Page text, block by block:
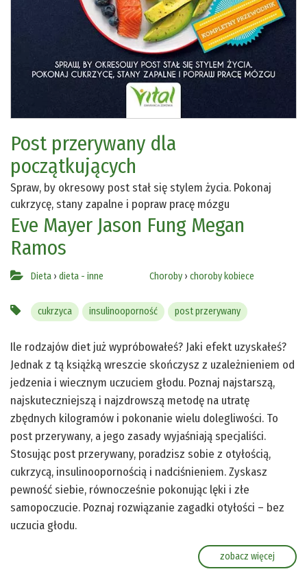
Post przerywany dla
początkujących
Spraw, by okresowy post stał się stylem życia. Pokonaj
cukrzycę, stany zapalne i popraw pracę mózgu
Eve Mayer Jason Fung Megan
Ramos
Dieta › dieta - inne Choroby › choroby kobiece
cukrzyca insulinooporność post przerywany
Ile rodzajów diet już wypróbowałeś? Jaki efekt uzyskałeś?
Jednak z tą książką wreszcie skończysz z uzależnieniem od
jedzenia i wiecznym uczuciem głodu. Poznaj najstarszą,
najskuteczniejszą i najzdrowszą metodę na utratę
zbędnych kilogramów i pokonanie wielu dolegliwości. To
post przerywany, a jego zasady wyjaśniają specjaliści.
Stosując post przerywany, poradzisz sobie z otyłością,
cukrzycą, insulinoopornością i nadciśnieniem. Zyskasz
pewność siebie, równocześnie pokonując lęki i złe
samopoczucie. Poznaj rozwiązanie zagadki otyłości – bez
uczucia głodu.
zobacz więcej